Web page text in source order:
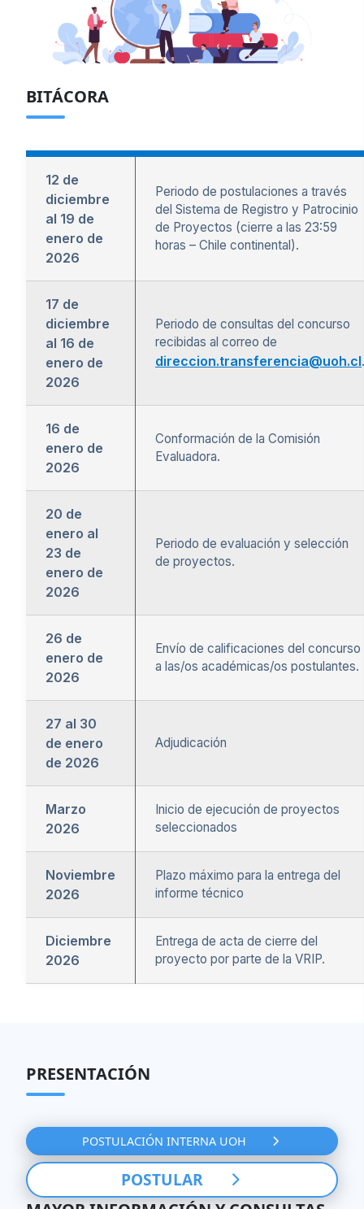
BITÁCORA
12 de
diciembre
al 19 de
enero de
2026
Periodo de postulaciones a través
del Sistema de Registro y Patrocinio
de Proyectos (cierre a las 23:59
horas – Chile continental).
17 de
diciembre
al 16 de
enero de
2026
Periodo de consultas del concurso
recibidas al correo de
direccion.transferencia@uoh.cl.
16 de
enero de
2026
Conformación de la Comisión
Evaluadora.
20 de
enero al
23 de
enero de
2026
Periodo de evaluación y selección
de proyectos.
26 de
enero de
2026
Envío de calificaciones del concurso
a las/os académicas/os postulantes.
27 al 30
de enero
de 2026
Adjudicación
Marzo
2026
Inicio de ejecución de proyectos
seleccionados
Noviembre
2026
Plazo máximo para la entrega del
informe técnico
Diciembre
2026
Entrega de acta de cierre del
proyecto por parte de la VRIP.
PRESENTACIÓN
POSTULACIÓN INTERNA UOH
POSTULAR